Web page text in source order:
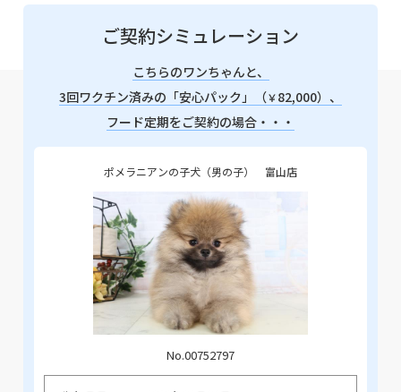
ご契約シミュレーション
こちらのワンちゃんと、
3回ワクチン済みの「安心パック」（￥82,000）、
フード定期をご契約の場合・・・
ポメラニアンの子犬（男の子） 富山店
No.00752797